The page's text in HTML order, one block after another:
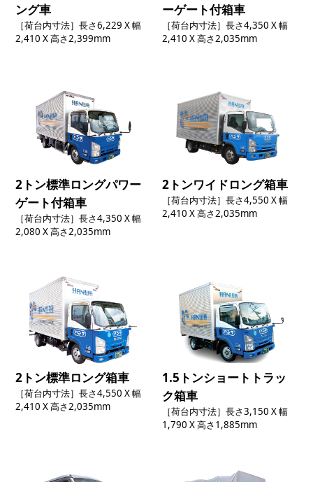
ング車
［荷台内寸法］長さ6,229 X 幅
2,410 X 高さ2,399mm
ーゲート付箱車
［荷台内寸法］長さ4,350 X 幅
2,410 X 高さ2,035mm
2トン標準ロングパワー
ゲート付箱車
［荷台内寸法］長さ4,350 X 幅
2,080 X 高さ2,035mm
2トンワイドロング箱車
［荷台内寸法］長さ4,550 X 幅
2,410 X 高さ2,035mm
2トン標準ロング箱車
［荷台内寸法］長さ4,550 X 幅
2,410 X 高さ2,035mm
1.5トンショートトラッ
ク箱車
［荷台内寸法］長さ3,150 X 幅
1,790 X 高さ1,885mm